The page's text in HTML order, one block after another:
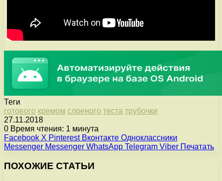
Теги
готового кремом слоеного теста трубочки
27.11.2018
0 Время чтения: 1 минута
Facebook X Pinterest Вконтакте Одноклассники
Messenger Messenger WhatsApp Telegram Viber Печатать
ПОХОЖИЕ СТАТЬИ